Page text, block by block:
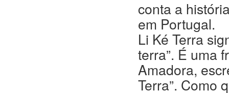
conta a
em Portugal.
Li Ké Terra
terra”. É uma
Amadora,
Terra”. Como